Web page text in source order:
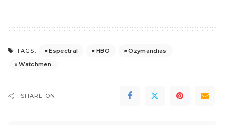
TAGS: Espectral HBO
Ozymandias
Watchmen
SHARE ON